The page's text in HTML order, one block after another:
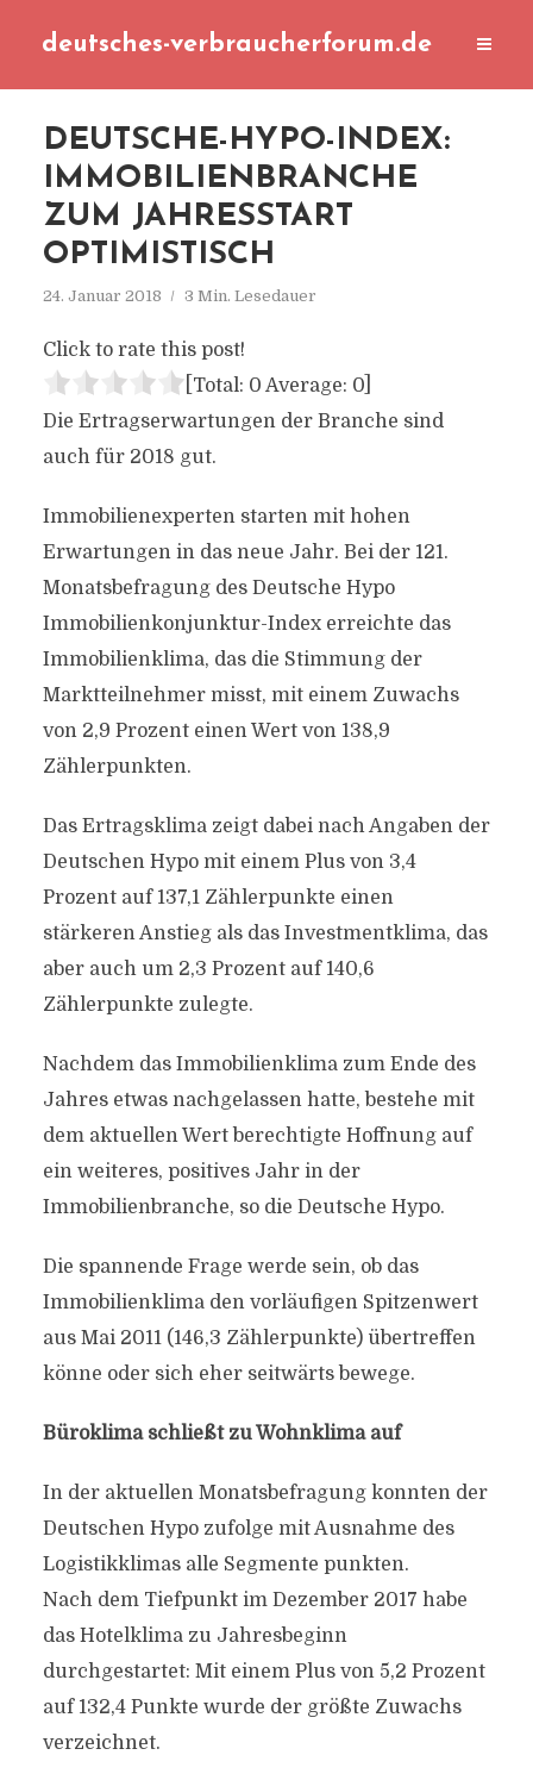
deutsches-verbraucherforum.de
DEUTSCHE-HYPO-INDEX:
IMMOBILIENBRANCHE
ZUM JAHRESSTART
OPTIMISTISCH
24. Januar 2018 3 Min. Lesedauer
Click to rate this post!
[Total: 0 Average: 0]
Die Ertragserwartungen der Branche sind
auch für 2018 gut.
Immobilienexperten starten mit hohen
Erwartungen in das neue Jahr. Bei der 121.
Monatsbefragung des Deutsche Hypo
Immobilienkonjunktur-Index erreichte das
Immobilienklima, das die Stimmung der
Marktteilnehmer misst, mit einem Zuwachs
von 2,9 Prozent einen Wert von 138,9
Zählerpunkten.
Das Ertragsklima zeigt dabei nach Angaben der
Deutschen Hypo mit einem Plus von 3,4
Prozent auf 137,1 Zählerpunkte einen
stärkeren Anstieg als das Investmentklima, das
aber auch um 2,3 Prozent auf 140,6
Zählerpunkte zulegte.
Nachdem das Immobilienklima zum Ende des
Jahres etwas nachgelassen hatte, bestehe mit
dem aktuellen Wert berechtigte Hoffnung auf
ein weiteres, positives Jahr in der
Immobilienbranche, so die Deutsche Hypo.
Die spannende Frage werde sein, ob das
Immobilienklima den vorläufigen Spitzenwert
aus Mai 2011 (146,3 Zählerpunkte) übertreffen
könne oder sich eher seitwärts bewege.
Büroklima schließt zu Wohnklima auf
In der aktuellen Monatsbefragung konnten der
Deutschen Hypo zufolge mit Ausnahme des
Logistikklimas alle Segmente punkten.
Nach dem Tiefpunkt im Dezember 2017 habe
das Hotelklima zu Jahresbeginn
durchgestartet: Mit einem Plus von 5,2 Prozent
auf 132,4 Punkte wurde der größte Zuwachs
verzeichnet.